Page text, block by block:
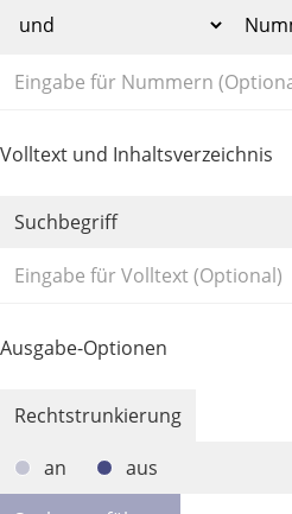
Volltext und Inhaltsverzeichnis
Suchbegriff
Ausgabe-Optionen
Rechtstrunkierung
an
aus